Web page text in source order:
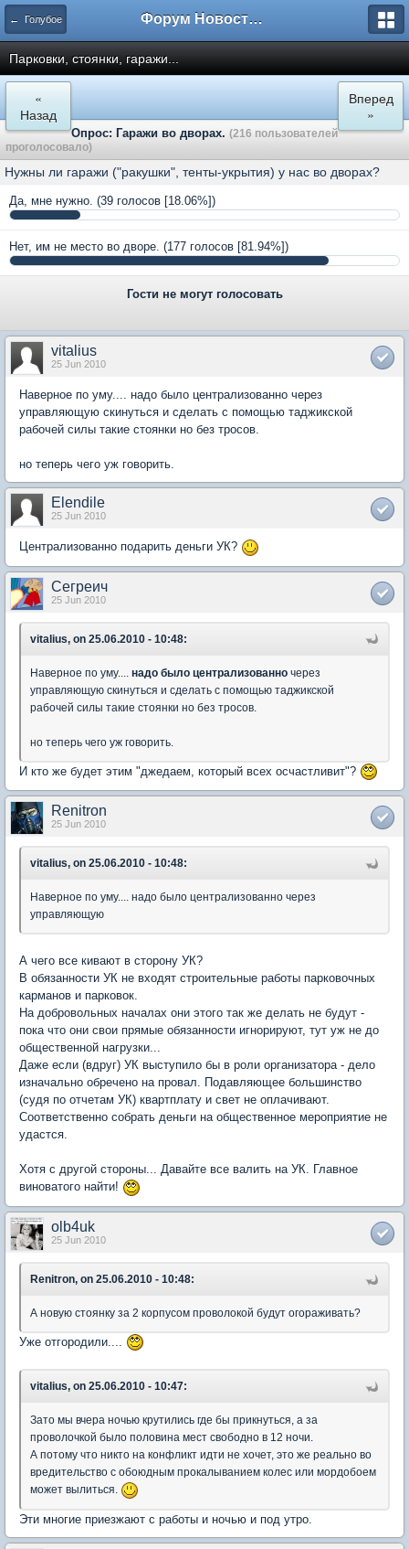
← Голубое Форум Новостройки
Парковки, стоянки, гаражи...
«
Назад
Вперед
»
Опрос: Гаражи во дворах. (216 пользователей
проголосовало)
Нужны ли гаражи ("ракушки", тенты-укрытия) у нас во дворах?
Да, мне нужно. (39 голосов [18.06%])
Нет, им не место во дворе. (177 голосов [81.94%])
Гости не могут голосовать
vitalius
25 Jun 2010
Наверное по уму.... надо было централизованно через
управляющую скинуться и сделать с помощью таджикской
рабочей силы такие стоянки но без тросов.
но теперь чего уж говорить.
Elendile
25 Jun 2010
Централизованно подарить деньги УК?
Сегреич
25 Jun 2010
vitalius, on 25.06.2010 - 10:48:
Наверное по уму.... надо было централизованно через
управляющую скинуться и сделать с помощью таджикской
рабочей силы такие стоянки но без тросов.
но теперь чего уж говорить.
И кто же будет этим "джедаем, который всех осчастливит"?
Renitron
25 Jun 2010
vitalius, on 25.06.2010 - 10:48:
Наверное по уму.... надо было централизованно через
управляющую
А чего все кивают в сторону УК?
В обязанности УК не входят строительные работы парковочных
карманов и парковок.
На добровольных началах они этого так же делать не будут -
пока что они свои прямые обязанности игнорируют, тут уж не до
общественной нагрузки...
Даже если (вдруг) УК выступило бы в роли организатора - дело
изначально обречено на провал. Подавляющее большинство
(судя по отчетам УК) квартплату и свет не оплачивают.
Соответственно собрать деньги на общественное мероприятие не
удастся.
Хотя с другой стороны... Давайте все валить на УК. Главное
виноватого найти!
olb4uk
25 Jun 2010
Renitron, on 25.06.2010 - 10:48:
А новую стоянку за 2 корпусом проволокой будут огораживать?
Уже отгородили....
vitalius, on 25.06.2010 - 10:47:
Зато мы вчера ночью крутились где бы прикнуться, а за
проволочкой было половина мест свободно в 12 ночи.
А потому что никто на конфликт идти не хочет, это же реально во
вредительство с обоюдным прокалыванием колес или мордобоем
может вылиться.
Эти многие приезжают с работы и ночью и под утро.